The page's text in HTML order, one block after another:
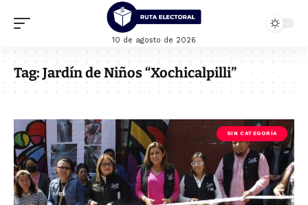
10 de agosto de 2026
Tag: Jardín de Niños “Xochicalpilli”
SIN CATEGORÍA